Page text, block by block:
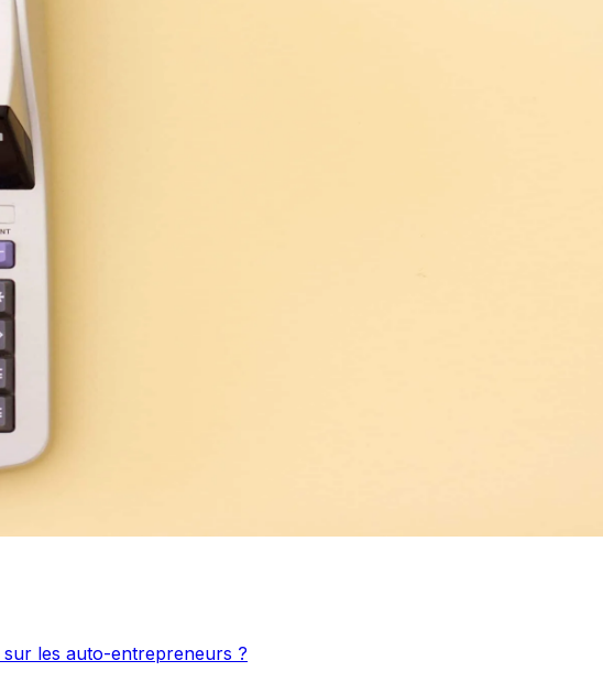
sur les auto-entrepreneurs ?